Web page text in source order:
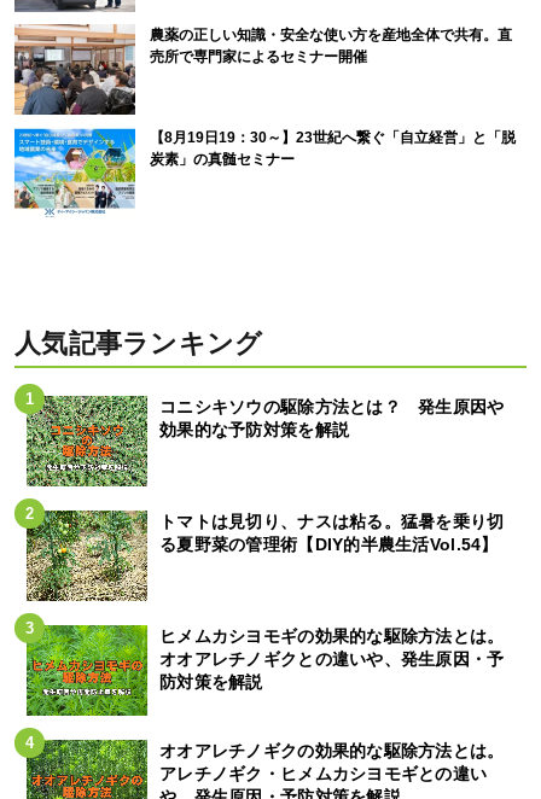
農薬の正しい知識・安全な使い方を産地全体で共有。直
売所で専門家によるセミナー開催
【8月19日19：30～】23世紀へ繋ぐ「自立経営」と「脱
炭素」の真髄セミナー
人気記事ランキング
コニシキソウの駆除方法とは？ 発生原因や
効果的な予防対策を解説
トマトは見切り、ナスは粘る。猛暑を乗り切
る夏野菜の管理術【DIY的半農生活Vol.54】
ヒメムカシヨモギの効果的な駆除方法とは。
オオアレチノギクとの違いや、発生原因・予
防対策を解説
オオアレチノギクの効果的な駆除方法とは。
アレチノギク・ヒメムカシヨモギとの違い